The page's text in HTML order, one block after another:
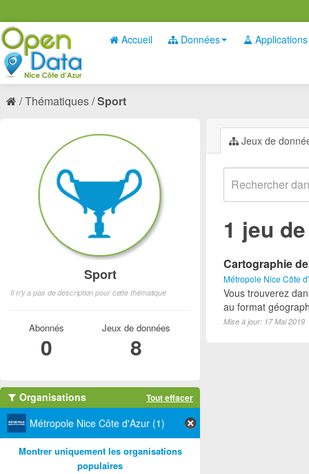
Accueil Données Applications
Thématiques Sport
Jeux de
1 jeu
Cartographie
Métropole Nice Côte
Vous trouverez
au format
Mise à jour: 17 Mai 2019
Sport
Il n'y a pas de description pour cette thématique
Abonnés
0
Jeux de données
8
Organisations Tout effacer
Métropole Nice Côte d'Azur (1)
Montrer uniquement les organisations
populaires